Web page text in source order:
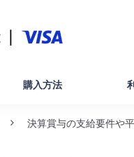
購入方法
決算賞与の支給要件や